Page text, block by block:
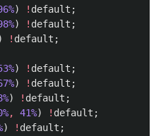
) ! default ;
) ! default ;
! default ;
) ! default ;
) ! default ;
) ! default ;
, 41%) ! default ;
) ! default ;